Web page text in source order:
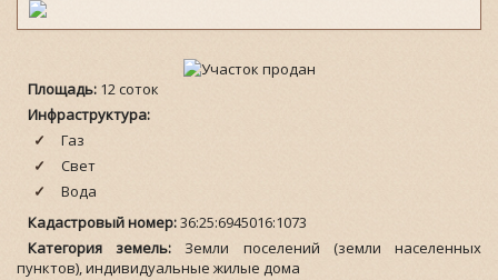
Площадь: 12 соток
Инфраструктура:
Газ
Свет
Вода
Кадастровый номер:36:25:6945016:1073
Категория земель: Земли поселений (земли населенных
пунктов), индивидуальные жилые дома